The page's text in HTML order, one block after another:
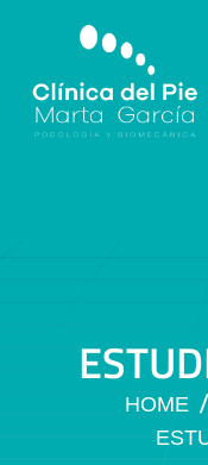
ESTUD
HOME